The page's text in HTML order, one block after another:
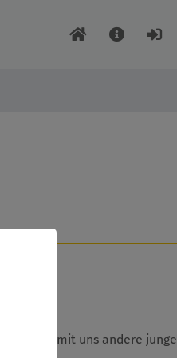
mit uns andere junge